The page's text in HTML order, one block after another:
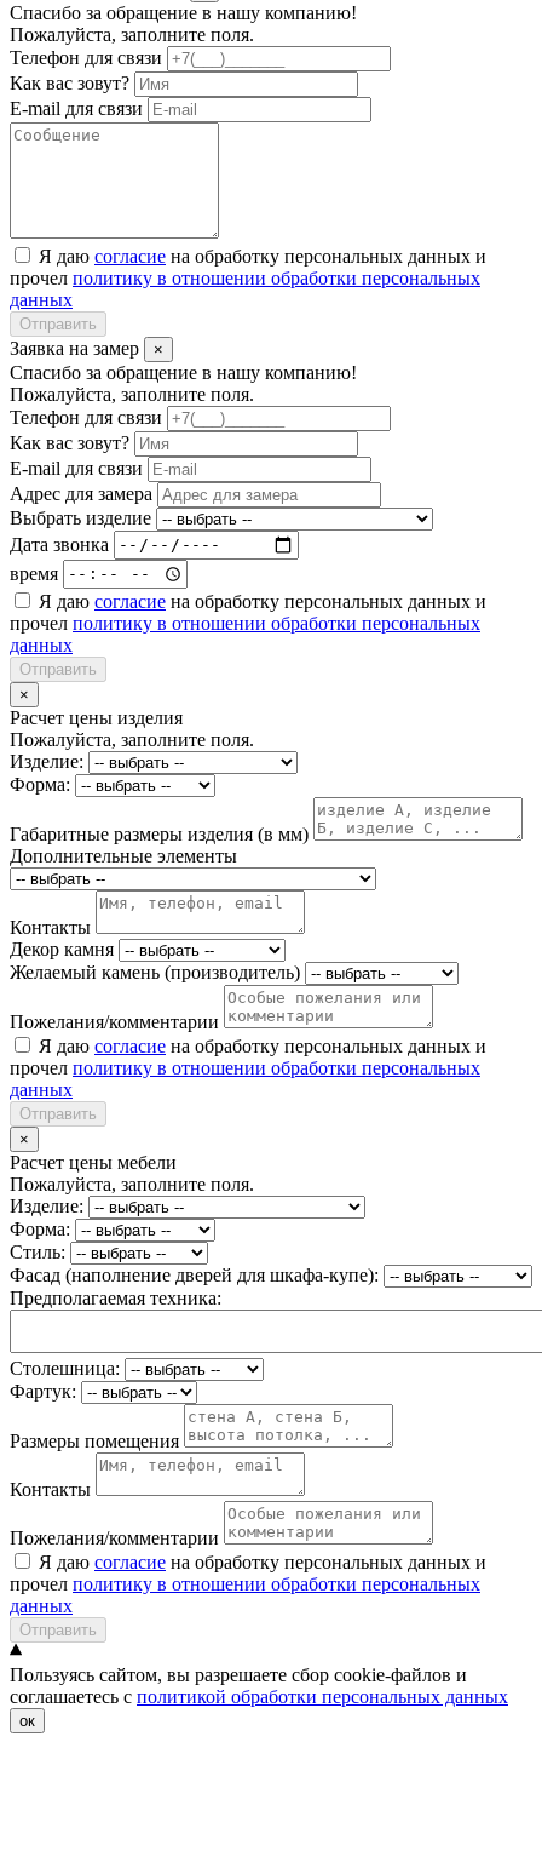
Спасибо за обращение в нашу компанию!
Пожалуйста, заполните поля.
Телефон для связи
Как вас зовут?
E-mail для связи
Я даю согласие на обработку персональных данных и
прочел политику в отношении обработки персональных
данных
Отправить
Заявка на замер ×
Спасибо за обращение в нашу компанию!
Пожалуйста, заполните поля.
Телефон для связи
Как вас зовут?
E-mail для связи
Адрес для замера
Выбрать изделие
Дата звонка
время
Я даю согласие на обработку персональных данных и
прочел политику в отношении обработки персональных
данных
Отправить
×
Расчет цены изделия
Пожалуйста, заполните поля.
Изделие:
Форма:
Габаритные размеры изделия (в мм)
Дополнительные элементы
Контакты
Декор камня
Желаемый камень (производитель)
Пожелания/комментарии
Я даю согласие на обработку персональных данных и
прочел политику в отношении обработки персональных
данных
Отправить
×
Расчет цены мебели
Пожалуйста, заполните поля.
Изделие:
Форма:
Стиль:
Фасад (наполнение дверей для шкафа-купе):
Предполагаемая техника:
Столешница:
Фартук:
Размеры помещения
Контакты
Пожелания/комментарии
Я даю согласие на обработку персональных данных и
прочел политику в отношении обработки персональных
данных
Отправить
Пользуясь сайтом, вы разрешаете сбор cookie-файлов и
соглашаетесь с политикой обработки персональных данных
ок